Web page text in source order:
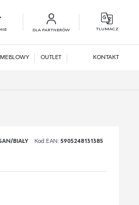
DLA PARTNERÓW TŁUMACZ
OUTLET KONTAKT
BIAŁY Kod EAN: 5905248131385